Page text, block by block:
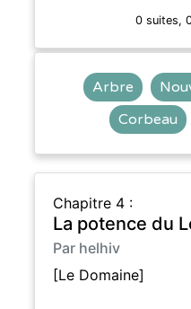
0 suites,
Arbre
Corbeau
Chapitre 4 :
La potence du
Par helhiv
[Le Domaine]